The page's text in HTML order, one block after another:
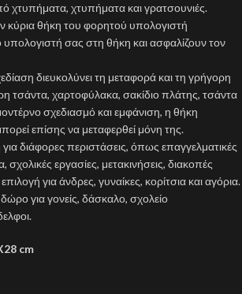
χτυπήματα, χτυπήματα και γρατσουνιές.
κύρια θήκη του φορητού υπολογιστή
σας στη θήκη και ασφαλίζουν τον
διευκολύνει τη μεταφορά και τη γρήγορη
τσάντα, χαρτοφύλακα, σακίδιο πλάτης, τσάντα
σχεδιασμό και εμφάνιση, η θήκη
επίσης να μεταφερθεί μόνη της.
διάφορες περιστάσεις, όπως επαγγελματικές
σχολικές εργασίες, μετακινήσεις, διακοπές
για άνδρες, γυναίκες, κορίτσια και αγόρια.
δώρο για γονείς, δάσκαλο, σχολείο
cm